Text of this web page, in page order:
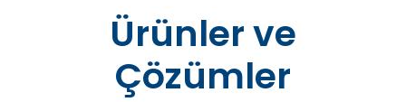
Ürünler ve
Çözümler